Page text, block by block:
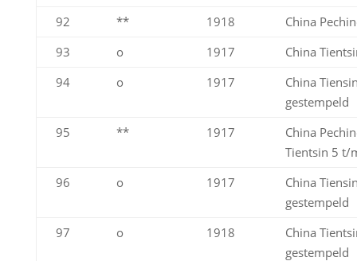
92
** 1918
China
93
o 1917
China
94
o 1917
China
gestempeld
95
** 1917
China
Tientsin 5 t/
96
o 1917
China
gestempeld
97
o 1918
China
gestempeld